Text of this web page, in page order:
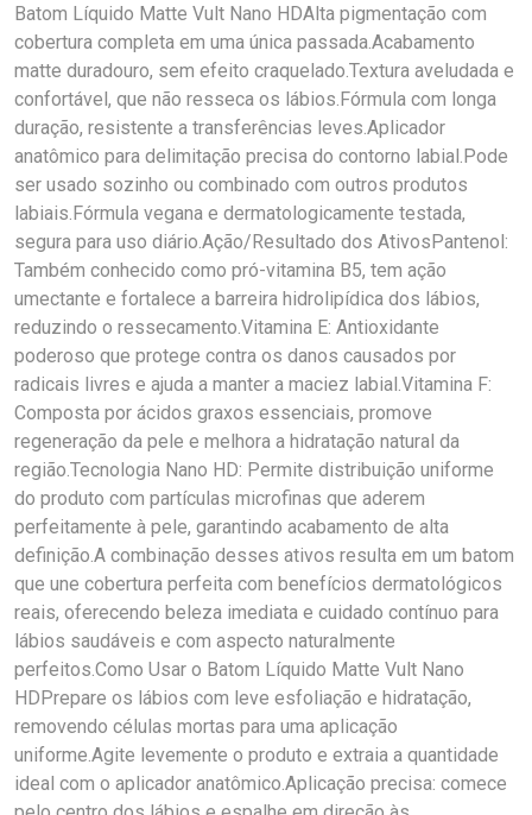
Batom Líquido Matte Vult Nano HDAlta pigmentação com
cobertura completa em uma única passada.Acabamento
matte duradouro, sem efeito craquelado.Textura aveludada e
confortável, que não resseca os lábios.Fórmula com longa
duração, resistente a transferências leves.Aplicador
anatômico para delimitação precisa do contorno labial.Pode
ser usado sozinho ou combinado com outros produtos
labiais.Fórmula vegana e dermatologicamente testada,
segura para uso diário.Ação/Resultado dos AtivosPantenol:
Também conhecido como pró-vitamina B5, tem ação
umectante e fortalece a barreira hidrolipídica dos lábios,
reduzindo o ressecamento.Vitamina E: Antioxidante
poderoso que protege contra os danos causados por
radicais livres e ajuda a manter a maciez labial.Vitamina F:
Composta por ácidos graxos essenciais, promove
regeneração da pele e melhora a hidratação natural da
região.Tecnologia Nano HD: Permite distribuição uniforme
do produto com partículas microfinas que aderem
perfeitamente à pele, garantindo acabamento de alta
definição.A combinação desses ativos resulta em um batom
que une cobertura perfeita com benefícios dermatológicos
reais, oferecendo beleza imediata e cuidado contínuo para
lábios saudáveis e com aspecto naturalmente
perfeitos.Como Usar o Batom Líquido Matte Vult Nano
HDPrepare os lábios com leve esfoliação e hidratação,
removendo células mortas para uma aplicação
uniforme.Agite levemente o produto e extraia a quantidade
ideal com o aplicador anatômico.Aplicação precisa: comece